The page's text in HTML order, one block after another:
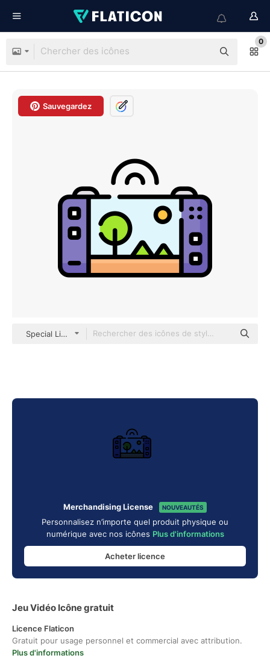
0
Sauvegardez
Special Lineal color
Merchandising License NOUVEAUTÉS
Personnalisez n’importe quel produit physique ou
numérique avec nos icônes Plus d'informations
Acheter licence
Jeu Vidéo Icône gratuit
Licence Flaticon
Gratuit pour usage personnel et commercial avec attribution.
Plus d'informations